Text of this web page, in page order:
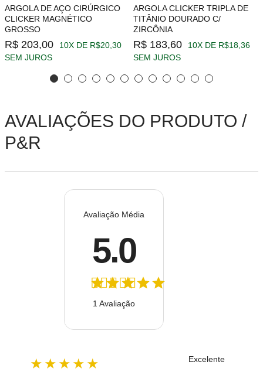
ARGOLA DE AÇO CIRÚRGICO
CLICKER MAGNÉTICO
GROSSO
R$ 203,00
10X DE R$20,30
SEM JUROS
ARGOLA CLICKER TRIPLA DE
TITÂNIO DOURADO C/
ZIRCÔNIA
R$ 183,60
10X DE R$18,36
SEM JUROS
AVALIAÇÕES DO PRODUTO /
P&R
Avaliação Média
5.0
1 Avaliação
★★★★★
Excelente